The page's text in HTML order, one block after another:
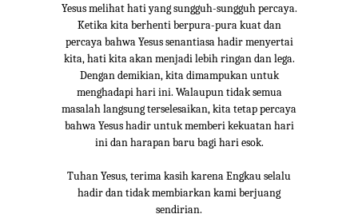
Yesus melihat hati yang sungguh-sungguh percaya.
Ketika kita berhenti berpura-pura kuat dan
percaya bahwa Yesus senantiasa hadir menyertai
kita, hati kita akan menjadi lebih ringan dan lega.
Dengan demikian, kita dimampukan untuk
menghadapi hari ini. Walaupun tidak semua
masalah langsung terselesaikan, kita tetap percaya
bahwa Yesus hadir untuk memberi kekuatan hari
ini dan harapan baru bagi hari esok.
Tuhan Yesus, terima kasih karena Engkau selalu
hadir dan tidak membiarkan kami berjuang
sendirian.